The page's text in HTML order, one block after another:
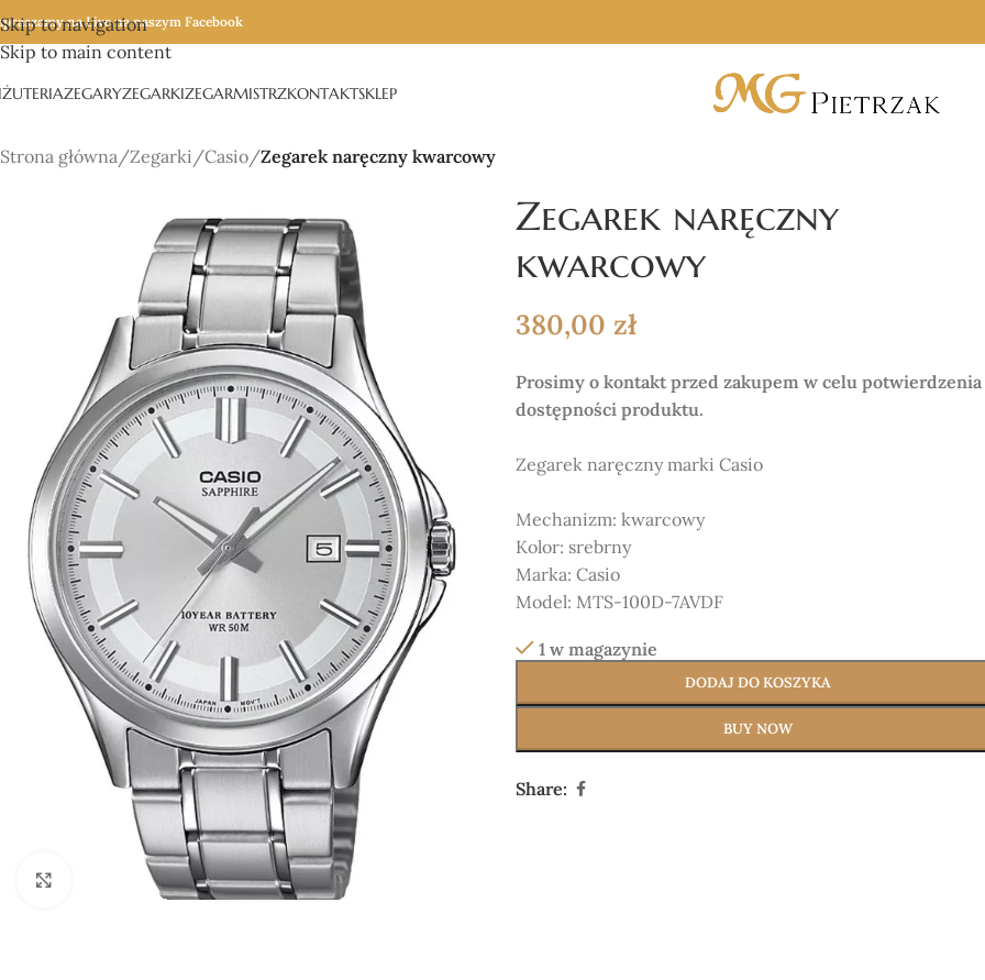
Skip to navigation
Skip to main content
na Live na naszym Facebook
ZEGARYZEGARKIZEGARMISTRZKONTAKTSKLEP
Strona główna/Zegarki /Casio/Zegarek naręczny kwarcowy
Click to enlarge
Zegarek naręczny
kwarcowy
380,00 zł
Prosimy o kontakt przed zakupem w celu potwierdzenia
dostępności produktu.
Zegarek naręczny marki Casio
Mechanizm:kwarcowy
Kolor: srebrny
Marka:Casio
Model: MTS-100D-7AVDF
1 w magazynie
DODAJ DO KOSZYKA
BUY NOW
Share: